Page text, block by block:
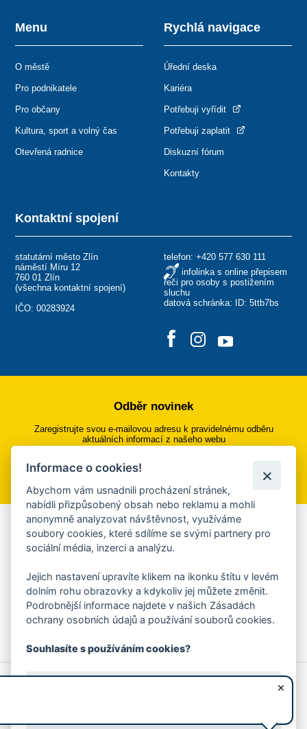
Kontaktní spojení
statutární město Zlín
náměstí Míru 12
760 01 Zlín
(všechna kontaktní spojení)
IČO: 00283924
telefon: +420 577 630 111
infolinka s online přepisem
řeči pro osoby s postižením
sluchu
datová schránka: ID: 5ttb7bs
Menu
O městě
Pro podnikatele
Pro občany
Kultura, sport a volný čas
Otevřená radnice
Rychlá navigace
Úřední deska
Kariéra
Potřebuji vyřídit
Potřebuji zaplatit
Diskuzní fórum
Kontakty
Odběr novinek
Zaregistrujte svou e-mailovou adresu k pravidelnému odběru
aktuálních informací z našeho webu
Přihlásit se k odběru
Aplikace Mobilní rozhlas
Chcete dostávat do svého mobilu či mailu upozornění na
ankety, pozvánky na kulturní a sportovní akce?
Více informací o aplikaci
© 2026 Magistrát města Zlína
Prohlášení o používání cookies
Informace o cookies!
Abychom vám usnadnili procházení stránek,
nabídli přizpůsobený obsah nebo reklamu a mohli
anonymně analyzovat návštěvnost, využíváme
soubory cookies, které sdílíme se svými partnery pro
sociální média, inzerci a analýzu.
Jejich nastavení upravíte klikem na ikonku štítu v levém
dolním rohu obrazovky a kdykoliv jej můžete změnit.
Podrobnější informace najdete v našich Zásadách
ochrany osobních údajů a používání souborů cookies.
Souhlasíte s používáním cookies?